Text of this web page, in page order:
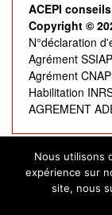
ACEPI
Copyright ©
N°déclaration
Agrément
Agrément
Habilitation
AGREMENT
La certification
titre de la
Nous utilisons
expérience sur
site, nous